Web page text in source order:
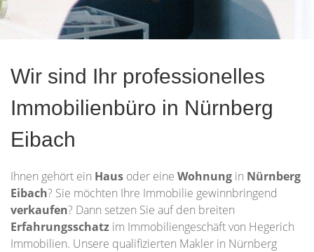
Wir sind Ihr professionelles
Immobilienbüro in Nürnberg
Eibach
Ihnen gehört ein Haus oder eine Wohnung in Nürnberg
Eibach? Sie möchten Ihre Immobilie gewinnbringend
verkaufen? Dann setzen Sie auf den breiten
Erfahrungsschatz im Immobiliengeschäft von Hegerich
Immobilien. Unsere qualifizierten Makler in Nürnberg